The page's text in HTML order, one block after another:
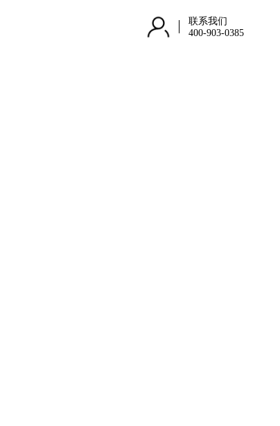
联系我们
400-903-0385